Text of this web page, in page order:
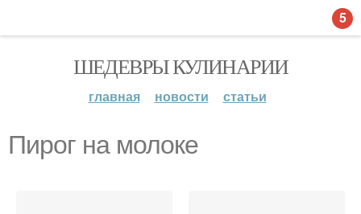
ШЕДЕВРЫ КУЛИНАРИИ
главная новости статьи
Пирог на молоке
5